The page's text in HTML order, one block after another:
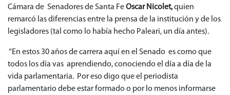
Cámara de Senadores de Santa FeOscar Nicolet,quien
remarcó las diferencias entre la prensa de la institución y de los
legisladores (tal como lo había hecho Paleari, un día antes).
“En estos 30 años de carrera aquí en el Senado es como que
todos los día vas aprendiendo, conociendo el día a día de la
vida parlamentaria. Por eso digo que el periodista
parlamentario debe estar formado o por lo menos informarse